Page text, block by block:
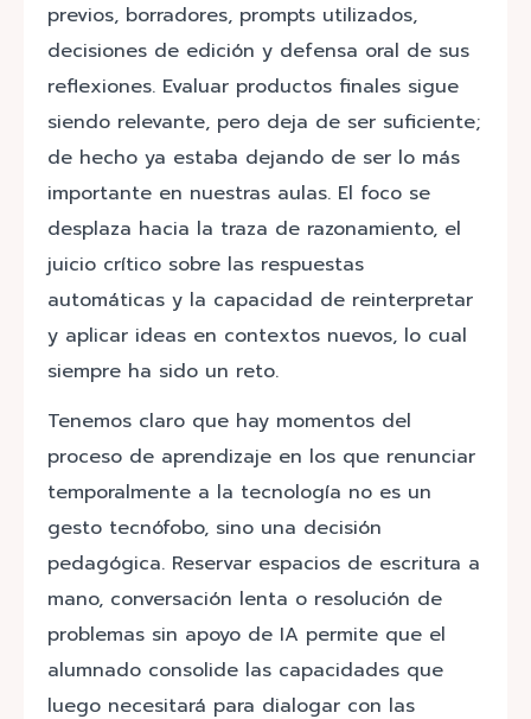
previos, borradores, prompts utilizados,
decisiones de edición y defensa oral de sus
reflexiones. Evaluar productos finales sigue
siendo relevante, pero deja de ser suficiente;
de hecho ya estaba dejando de ser lo más
importante en nuestras aulas. El foco se
desplaza hacia la traza de razonamiento, el
juicio crítico sobre las respuestas
automáticas y la capacidad de reinterpretar
y aplicar ideas en contextos nuevos, lo cual
siempre ha sido un reto.
Tenemos claro que hay momentos del
proceso de aprendizaje en los que renunciar
temporalmente a la tecnología no es un
gesto tecnófobo, sino una decisión
pedagógica. Reservar espacios de escritura a
mano, conversación lenta o resolución de
problemas sin apoyo de IA permite que el
alumnado consolide las capacidades que
luego necesitará para dialogar con las